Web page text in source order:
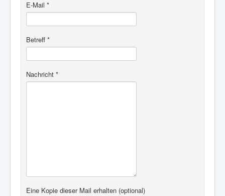
E-Mail *
Betreff *
Nachricht *
Eine Kopie dieser Mail erhalten (optional)